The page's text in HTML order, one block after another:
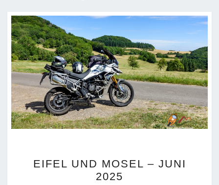
UND
MOSEL
EIFEL UND MOSEL – JUNI
2025